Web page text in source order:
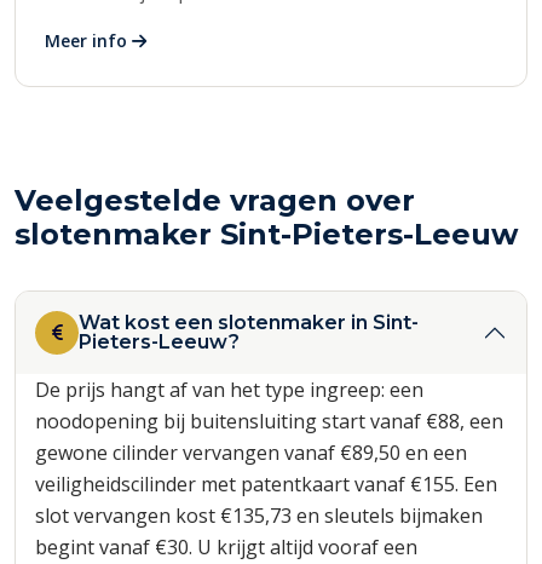
Meer info
Veelgestelde vragen over
slotenmaker Sint-Pieters-Leeuw
Wat kost een slotenmaker in Sint-
Pieters-Leeuw?
De prijs hangt af van het type ingreep: een
noodopening bij buitensluiting start vanaf €88, een
gewone cilinder vervangen vanaf €89,50 en een
veiligheidscilinder met patentkaart vanaf €155. Een
slot vervangen kost €135,73 en sleutels bijmaken
begint vanaf €30. U krijgt altijd vooraf een